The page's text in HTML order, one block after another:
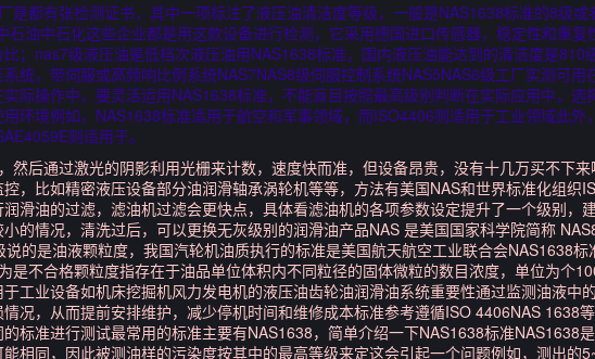
是都有张检测证书，其中一项标注了液压油清洁度等级，一般是NAS1638标准的8级
石油中石化这些企业都是用这款设备进行检测，它采用德国进口传感器，稳定性和重
；nas7级液压油是低档次液压油用NAS1638标准，国内液压油能达到的清洁度是
统，带伺服或高频响比例系统NAS7NAS8级伺服控制系统NAS5NAS6级工厂实测可
际操作中，要灵活运用NAS1638标准，不能盲目按照最高级别判断在实际应用中，
环境例如，NAS1638标准适用于航空和军事领域，而ISO4406则适用于工业领域此外
则适用于。
然后通过激光的阴影利用光栅来计数，速度快而准，但设备昂贵，没有十几万买不下
，比如精密液压设备部分油润滑轴承涡轮机等等，方法有美国NAS和世界标准化组
滑油的过滤，滤油机过滤会更快点，具体看滤油机的各项参数设定提升了一个级别，
的情况，清洗过后，可以更换无灰级别的润滑油产品NAS 是美国国家科学院简称
说的是油液颗粒度，我国汽轮机油质执行的标准是美国航天航空工业联合会NAS1638
是不合格颗粒度指存在于油品单位体积内不同粒径的固体微粒的数目浓度，单位为个
工业设备如机床挖掘机风力发电机的液压油齿轮油润滑油系统重要性通过监测油液中
况，从而提前安排维护，减少停机时间和维修成本标准参考遵循ISO 4406NAS 1638
标准进行测试最常用的标准主要有NAS1638，简单介绍一下NAS1638标准NAS1638
相同，因此被测油样的污染度按其中的最高等级来定这会引起一个问题例如，测出